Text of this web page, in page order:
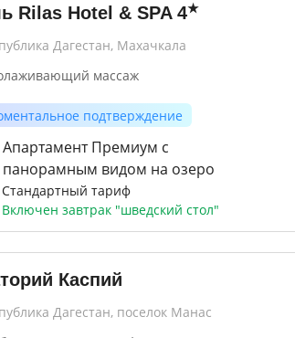
Rilas Hotel & SPA 4★
Дагестан, Махачкала
массаж
подтверждение
Апартамент Премиум с
панорамным видом на озеро
Стандартный тариф
Включен завтрак "шведский стол"
Каспий
Дагестан, поселок Манас